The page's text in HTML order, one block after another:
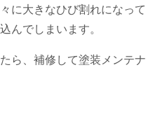
に大きなひび割れになって
んでしまいます。
ら、補修して塗装メンテナ